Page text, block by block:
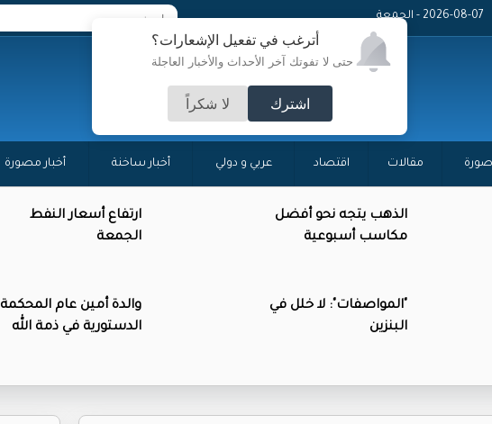
أترغب في تفعيل الإشعارات؟
حتى لا تفوتك آخر الأحداث والأخبار العاجلة
اشترك لا شكراً
2026-08-07 - الجمعة
صورة مقالات اقتصاد عربي و دولي أخبار ساخنة أخبار مصورة
الذهب يتجه نحو أفضل
مكاسب أسبوعية
ارتفاع أسعار النفط
الجمعة
"المواصفات": لا خلل في
البنزين
والدة أمين عام المحكمة
الدستورية في ذمة الله